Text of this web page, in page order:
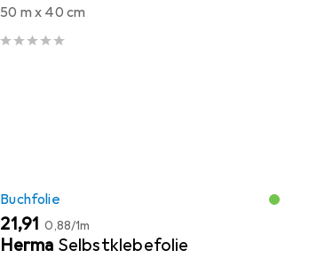
50 m x 40 cm
Buchfolie
EUR
21,91 EUR
0,88/1m
Herma Selbstklebefolie